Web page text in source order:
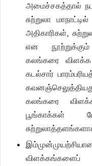
அமைச்சகத்தால்
சுற்றுலா
அதிகாரிகள்,
என
கலங்கரை விளக்க
கடல்சார்
கலங்கரை
பூங்காக்கள்